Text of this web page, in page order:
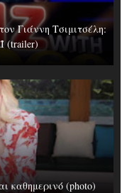
Γιάννη Τσιμιτσέλη:
(trailer)
καθημερινό (photo)